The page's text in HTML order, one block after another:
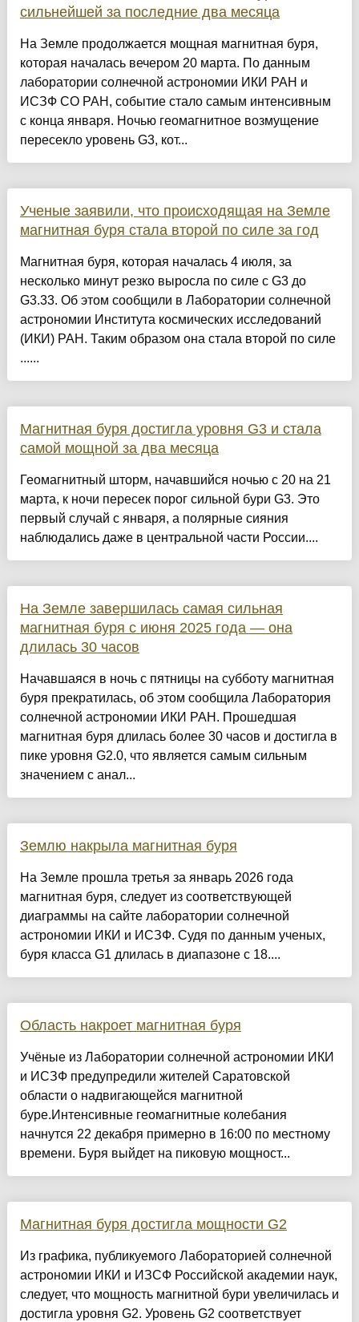
сильнейшей за последние два месяца
На Земле продолжается мощная магнитная буря,
которая началась вечером 20 марта. По данным
лаборатории солнечной астрономии ИКИ РАН и
ИСЗФ СО РАН, событие стало самым интенсивным
с конца января. Ночью геомагнитное возмущение
пересекло уровень G3, кот...
Ученые заявили, что происходящая на Земле
магнитная буря стала второй по силе за год
Магнитная буря, которая началась 4 июля, за
несколько минут резко выросла по силе с G3 до
G3.33. Об этом сообщили в Лаборатории солнечной
астрономии Института космических исследований
(ИКИ) РАН. Таким образом она стала второй по силе
......
Магнитная буря достигла уровня G3 и стала
самой мощной за два месяца
Геомагнитный шторм, начавшийся ночью с 20 на 21
марта, к ночи пересек порог сильной бури G3. Это
первый случай с января, а полярные сияния
наблюдались даже в центральной части России....
На Земле завершилась самая сильная
магнитная буря с июня 2025 года — она
длилась 30 часов
Начавшаяся в ночь с пятницы на субботу магнитная
буря прекратилась, об этом сообщила Лаборатория
солнечной астрономии ИКИ РАН. Прошедшая
магнитная буря длилась более 30 часов и достигла в
пике уровня G2.0, что является самым сильным
значением с анал...
Землю накрыла магнитная буря
На Земле прошла третья за январь 2026 года
магнитная буря, следует из соответствующей
диаграммы на сайте лаборатории солнечной
астрономии ИКИ и ИСЗФ. Судя по данным ученых,
буря класса G1 длилась в диапазоне с 18....
Область накроет магнитная буря
Учёные из Лаборатории солнечной астрономии ИКИ
и ИСЗФ предупредили жителей Саратовской
области о надвигающейся магнитной
буре.Интенсивные геомагнитные колебания
начнутся 22 декабря примерно в 16:00 по местному
времени. Буря выйдет на пиковую мощност...
Магнитная буря достигла мощности G2
Из графика, публикуемого Лабораторией солнечной
астрономии ИКИ и ИЗСФ Российской академии наук,
следует, что мощность магнитной бури увеличилась и
достигла уровня G2. Уровень G2 соответствует